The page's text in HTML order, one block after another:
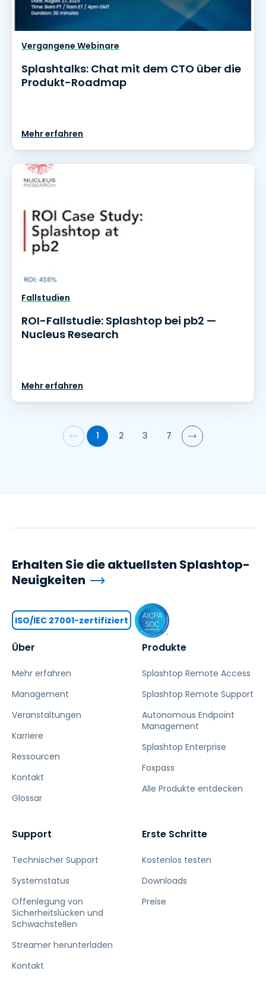
Vergangene Webinare
Splashtalks: Chat mit dem CTO über die
Produkt-Roadmap
Mehr erfahren
Fallstudien
ROI-Fallstudie: Splashtop bei pb2 —
Nucleus Research
Mehr erfahren
1 2 3 7
Über
Mehr erfahren
Management
Veranstaltungen
Karriere
Ressourcen
Kontakt
Glossar
Produkte
Splashtop Remote Access
Splashtop Remote Support
Autonomous Endpoint
Management
Splashtop Enterprise
Foxpass
Alle Produkte entdecken
Support
Technischer Support
Systemstatus
Offenlegung von
Sicherheitslücken und
Schwachstellen
Streamer herunterladen
Kontakt
Erste Schritte
Kostenlos testen
Downloads
Preise
Erhalten Sie die aktuellsten Splashtop-
Neuigkeiten
ISO/IEC 27001-zertifiziert